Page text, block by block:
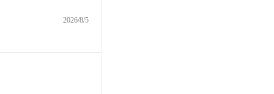
2026/8/5